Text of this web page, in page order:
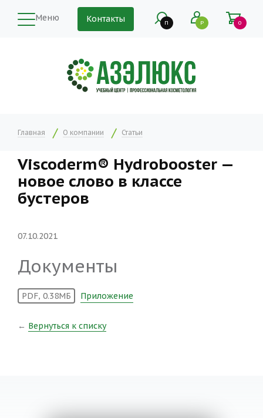
Меню Контакты П Р 0
Главная О компании Статьи
Viscoderm® Hydrobooster —
новое слово в классе
бустеров
07.10.2021
Документы
PDF, 0.38MБ Приложение
← Вернуться к списку